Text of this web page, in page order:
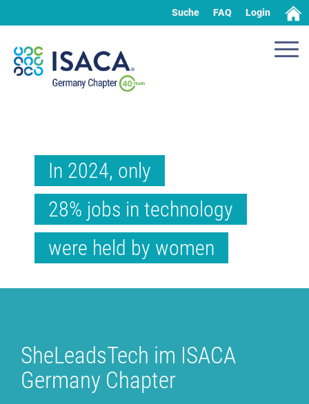
Suche FAQ Login
In 2024, only
28% jobs in technology
were held by women
SheLeadsTech im ISACA
Germany Chapter